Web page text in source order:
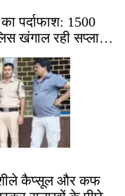
पर्दाफाश: 1500
खंगाल रही सप्लाई
कैप्सूल और कफ